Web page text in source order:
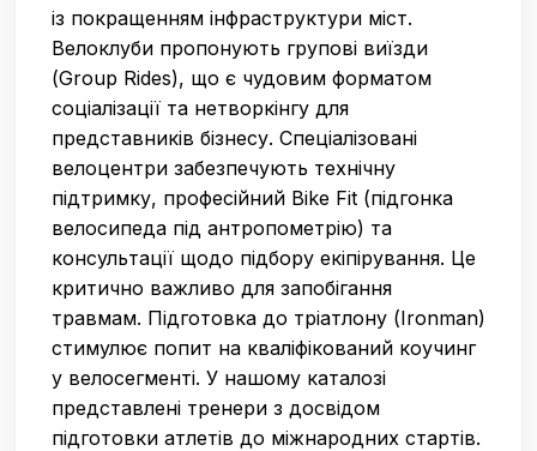
із покращенням інфраструктури міст.
Велоклуби пропонують групові виїзди
(Group Rides), що є чудовим форматом
соціалізації та нетворкінгу для
представників бізнесу. Спеціалізовані
велоцентри забезпечують технічну
підтримку, професійний Bike Fit (підгонка
велосипеда під антропометрію) та
консультації щодо підбору екіпірування. Це
критично важливо для запобігання
травмам. Підготовка до тріатлону (Ironman)
стимулює попит на кваліфікований коучинг
у велосегменті. У нашому каталозі
представлені тренери з досвідом
підготовки атлетів до міжнародних стартів.